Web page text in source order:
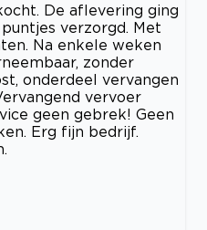
De aflevering ging
verzorgd. Met
Na enkele weken
zonder
onderdeel vervangen
vervoer
geen gebrek! Geen
Erg fijn bedrijf.